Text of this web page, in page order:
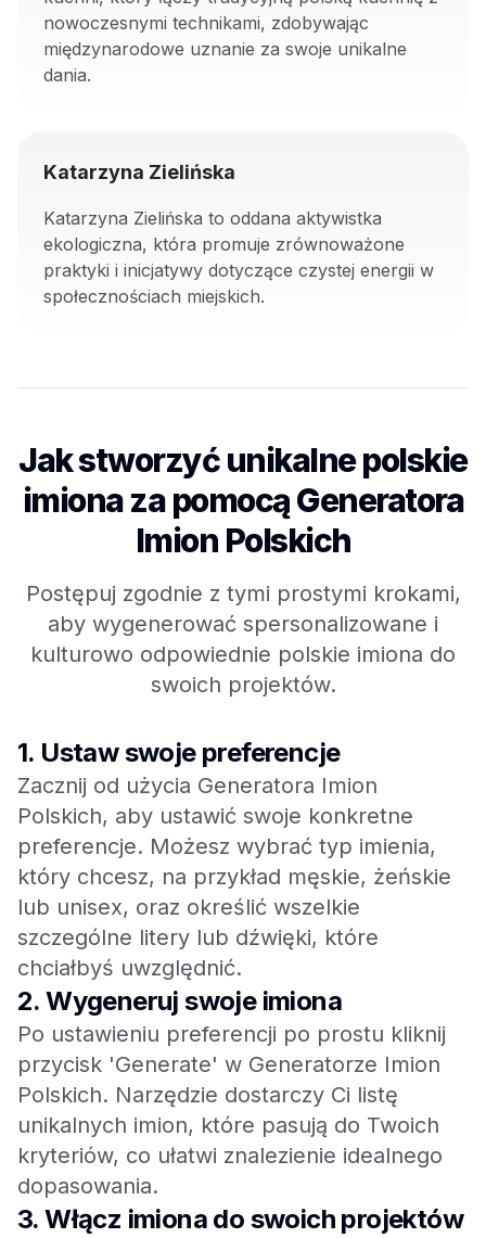
nowoczesnymi technikami, zdobywając
międzynarodowe uznanie za swoje unikalne
dania.
Katarzyna Zielińska
Katarzyna Zielińska to oddana aktywistka
ekologiczna, która promuje zrównoważone
praktyki i inicjatywy dotyczące czystej energii w
społecznościach miejskich.
Jak stworzyć unikalne polskie
imiona za pomocą Generatora
Imion Polskich
Postępuj zgodnie z tymi prostymi krokami,
aby wygenerować spersonalizowane i
kulturowo odpowiednie polskie imiona do
swoich projektów.
1. Ustaw swoje preferencje
Zacznij od użycia Generatora Imion
Polskich, aby ustawić swoje konkretne
preferencje. Możesz wybrać typ imienia,
który chcesz, na przykład męskie, żeńskie
lub unisex, oraz określić wszelkie
szczególne litery lub dźwięki, które
chciałbyś uwzględnić.
2.Wygeneruj swoje imiona
Po ustawieniu preferencji po prostu kliknij
przycisk 'Generate' w Generatorze Imion
Polskich. Narzędzie dostarczy Ci listę
unikalnych imion, które pasują do Twoich
kryteriów, co ułatwi znalezienie idealnego
dopasowania.
3.Włącz imiona do swoich projektów